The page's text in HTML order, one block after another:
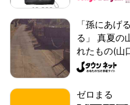
「孫にあげ
る」 真夏の
れたもの(山
ゼロまる